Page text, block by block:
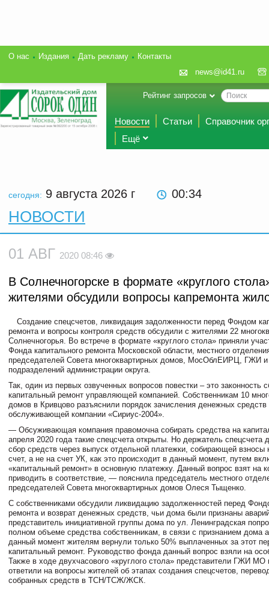
О нас Издания Дать рекламу
Контакты
news@id41.ru
Рейтинг запросов
Новости Статьи
Справочник
Ещё
сегодня: 9 августа 2026 г 00:34
НОВОСТИ
01 АВГ 2020 08:46
В Солнечногорске в формате «круглого
жителями обсудили вопросы капремонта
Создание спецсчетов, ликвидация задолженности перед Фондом
ремонта и вопросы контроля средств обсудили с жителями 22
Солнечногорья. Во встрече в формате «круглого стола» приняли
Фонда капитального ремонта Московской области, местного
председателей Совета многоквартирных домов, МосОблЕИРЦ, ГЖИ
подразделений администрации округа.
Так, один из первых озвученных вопросов повестки – это законность
капитальный ремонт управляющей компанией. Собственникам 10
домов в Кривцово разъяснили порядок зачисления денежных средств
обслуживающей компании «Сириус-2004».
— Обсуживающая компания правомочна собирать средства на
апреля 2020 года такие спецсчета открыты. Но держатель спецсчета
сбор средств через выпуск отдельной платежки, собирающей взносы
счет, а не на счет УК, как это происходит в данный момент, путем
«капитальный ремонт» в основную платежку. Данный вопрос взят на
приводить в соответствие, — пояснила председатель местного
председателей Совета многоквартирных домов Олеся Тыщенко.
С собственниками обсудили ликвидацию задолженностей перед
ремонта и возврат денежных средств, чьи дома были признаны
представитель инициативной группы дома по ул. Ленинградская
полном объеме средства собственникам, в связи с признанием дома
данный момент жителям вернули только 50% выплаченных за этот
капитальный ремонт. Руководство фонда данный вопрос взяли на
Также в ходе двухчасового «круглого стола» представители ГЖИ
ответили на вопросы жителей об этапах создания спецсчетов,
собранных средств в ТСН/ТСЖ/ЖСК.